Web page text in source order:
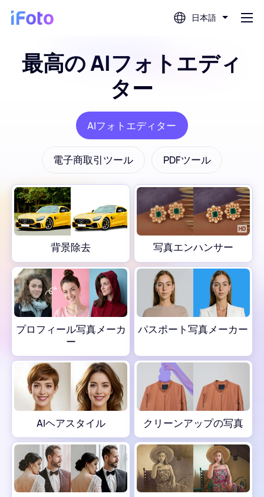
日本語
ログイン
プロフィール写真メーカー
パスポート写真メーカー
AIヘアスタイル
クリーンアップの写真
古い写真を復元する
写真をカラー化する
無料画像圧縮ソフト
電子商取引ツール
AIファッションモデル
PDFツール
最高の AIフォトエディ
ター
AIフォトエディター
電子商取引ツール PDFツール
背景除去 写真エンハンサー
プロフィール写真メーカ
ー
パスポート写真メーカー
AIヘアスタイル クリーンアップの写真